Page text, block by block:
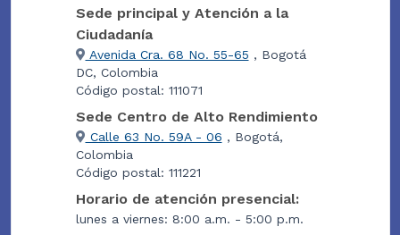
Sede principal y Atención a la
Ciudadanía
Avenida Cra. 68 No. 55-65 , Bogotá
DC, Colombia
Código postal: 111071
Sede Centro de Alto Rendimiento
Calle 63 No. 59A - 06 , Bogotá,
Colombia
Código postal: 111221
Horario de atención presencial:
lunes a viernes: 8:00 a.m. - 5:00 p.m.